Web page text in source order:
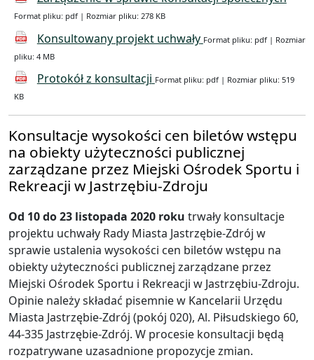
Format pliku: pdf | Rozmiar pliku: 278 KB
Konsultowany projekt uchwały Format pliku: pdf | Rozmiar
pliku: 4 MB
Protokół z konsultacji Format pliku: pdf | Rozmiar pliku: 519
KB
Konsultacje wysokości cen biletów wstępu
na obiekty użyteczności publicznej
zarządzane przez Miejski Ośrodek Sportu i
Rekreacji w Jastrzębiu-Zdroju
Od 10 do 23 listopada 2020 roku trwały konsultacje
projektu uchwały Rady Miasta Jastrzębie-Zdrój w
sprawie ustalenia wysokości cen biletów wstępu na
obiekty użyteczności publicznej zarządzane przez
Miejski Ośrodek Sportu i Rekreacji w Jastrzębiu-Zdroju.
Opinie należy składać pisemnie w Kancelarii Urzędu
Miasta Jastrzębie-Zdrój (pokój 020), Al. Piłsudskiego 60,
44-335 Jastrzębie-Zdrój. W procesie konsultacji będą
rozpatrywane uzasadnione propozycje zmian.